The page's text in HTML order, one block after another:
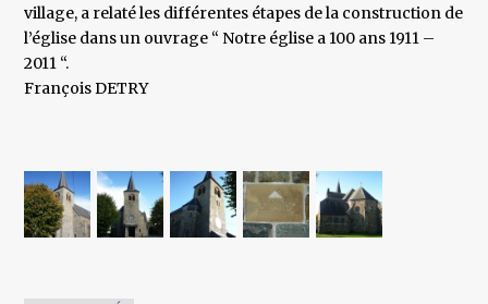
village, a relaté les différentes étapes de la construction de
l’église dans un ouvrage “ Notre église a 100 ans 1911 –
2011 “.
François DETRY